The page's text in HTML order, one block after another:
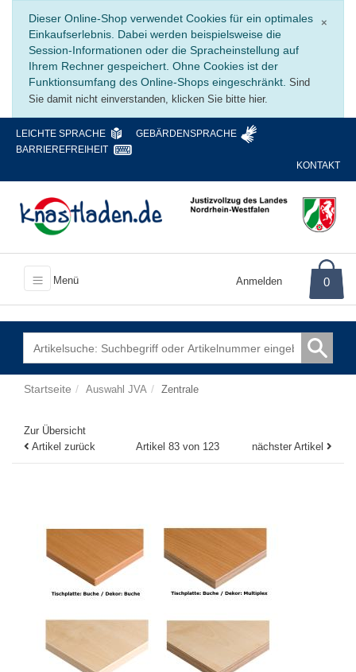
×
Dieser Online-Shop verwendet Cookies für ein optimales
Einkaufserlebnis. Dabei werden beispielsweise die
Session-Informationen oder die Spracheinstellung auf
Ihrem Rechner gespeichert. Ohne Cookies ist der
Funktionsumfang des Online-Shops eingeschränkt. Sind
Sie damit nicht einverstanden, klicken Sie bitte hier.
LEICHTE SPRACHE
GEBÄRDENSPRACHE
BARRIEREFREIHEIT
KONTAKT
Menü Anmelden 0
Startseite Auswahl JVA Zentrale
Zur Übersicht
Artikel zurück
Artikel 83 von 123 nächster Artikel